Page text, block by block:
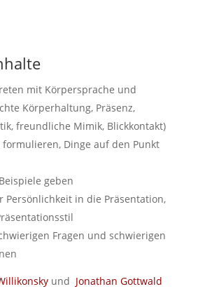
mit Körpersprache und
Körperhaltung, Präsenz,
freundliche Mimik, Blickkontakt)
formulieren, Dinge auf den Punkt
geben
Persönlichkeit in die Präsentation,
Fragen und schwierigen
und Jonathan Gottwald